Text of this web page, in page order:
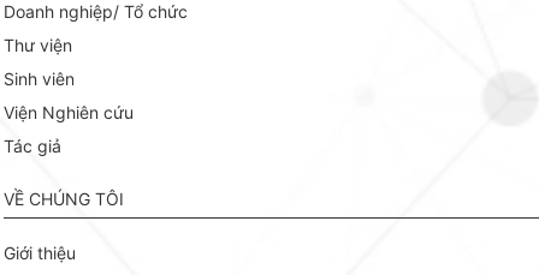
Doanh nghiệp/ Tổ chức
Thư viện
Sinh viên
Viện Nghiên cứu
Tác giả
VỀ CHÚNG TÔI
Giới thiệu